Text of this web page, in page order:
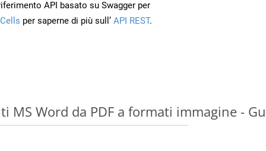
API basato su Swagger per
per saperne di più sull’ API REST.
MS Word da PDF a formati immagine -